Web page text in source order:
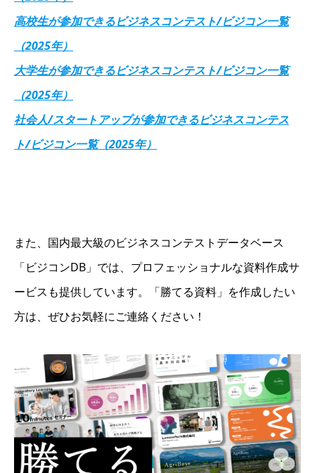
高校生が参加できるビジネスコンテスト/ビジコン一覧
（2025年）
大学生が参加できるビジネスコンテスト/ビジコン一覧
（2025年）
社会人/スタートアップが参加できるビジネスコンテス
ト/ビジコン一覧（2025年）
また、国内最大級のビジネスコンテストデータベース
「ビジコンDB」では、プロフェッショナルな資料作成サ
ービスも提供しています。「勝てる資料」を作成したい
方は、ぜひお気軽にご連絡ください！